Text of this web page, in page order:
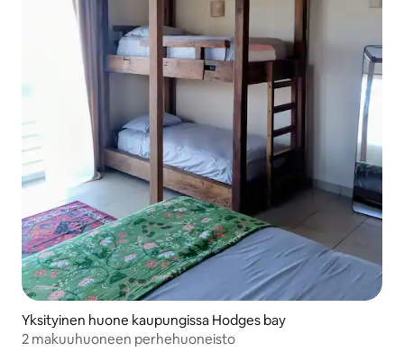
Yksityinen huone kaupungissa Hodges bay
2 makuuhuoneen perhehuoneisto